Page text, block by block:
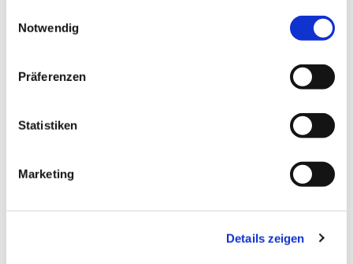
Notwendig
Präferenzen
Statistiken
Marketing
Details zeigen